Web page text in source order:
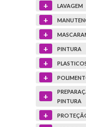
+ LAVAGEM
+
+
+ PINTURA
+
+
+
PINTURA
+